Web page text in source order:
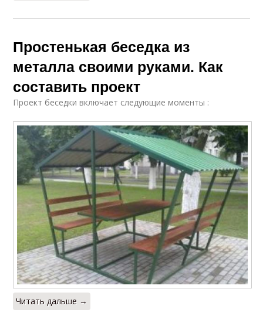
Простенькая беседка из
металла своими руками. Как
составить проект
Проект беседки включает следующие моменты :
Читать дальше →